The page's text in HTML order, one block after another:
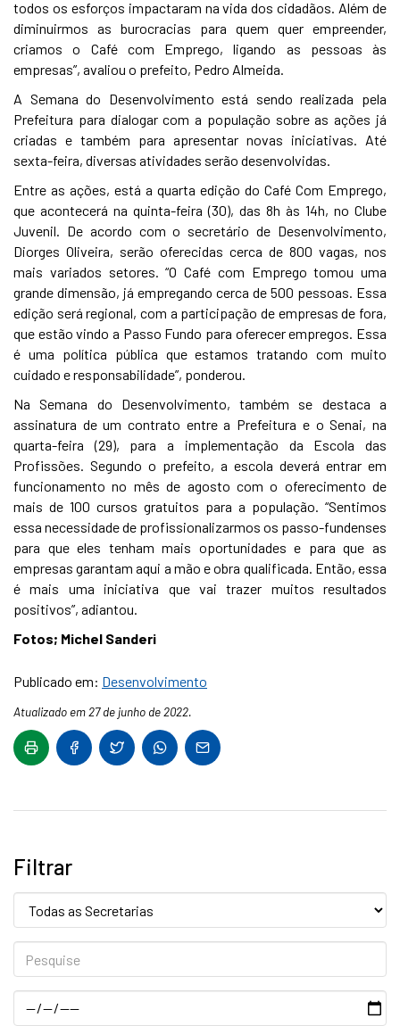
todos os esforços impactaram na vida dos cidadãos. Além de
diminuirmos as burocracias para quem quer empreender,
criamos o Café com Emprego, ligando as pessoas às
empresas”, avaliou o prefeito, Pedro Almeida.
A Semana do Desenvolvimento está sendo realizada pela
Prefeitura para dialogar com a população sobre as ações já
criadas e também para apresentar novas iniciativas. Até
sexta-feira, diversas atividades serão desenvolvidas.
Entre as ações, está a quarta edição do Café Com Emprego,
que acontecerá na quinta-feira (30), das 8h às 14h, no Clube
Juvenil. De acordo com o secretário de Desenvolvimento,
Diorges Oliveira, serão oferecidas cerca de 800 vagas, nos
mais variados setores. “O Café com Emprego tomou uma
grande dimensão, já empregando cerca de 500 pessoas. Essa
edição será regional, com a participação de empresas de fora,
que estão vindo a Passo Fundo para oferecer empregos. Essa
é uma política pública que estamos tratando com muito
cuidado e responsabilidade”, ponderou.
Na Semana do Desenvolvimento, também se destaca a
assinatura de um contrato entre a Prefeitura e o Senai, na
quarta-feira (29), para a implementação da Escola das
Profissões. Segundo o prefeito, a escola deverá entrar em
funcionamento no mês de agosto com o oferecimento de
mais de 100 cursos gratuitos para a população. “Sentimos
essa necessidade de profissionalizarmos os passo-fundenses
para que eles tenham mais oportunidades e para que as
empresas garantam aqui a mão e obra qualificada. Então, essa
é mais uma iniciativa que vai trazer muitos resultados
positivos”, adiantou.
Fotos; Michel Sanderi
Publicado em: Desenvolvimento
Atualizado em 27 de junho de 2022.
Filtrar
Data